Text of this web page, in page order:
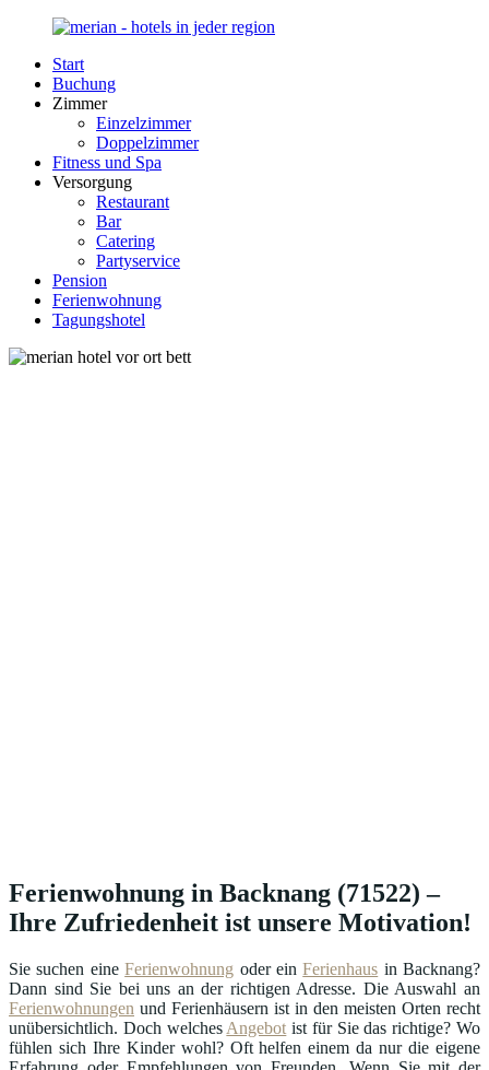
Zurück
Inhalt
Merian-
Hotel.de
Portal
Unterkunft
Deutschland
Start
Buchung
Zimmer
Einzelzimmer
Doppelzimmer
Fitness und Spa
Versorgung
Restaurant
Bar
Catering
Partyservice
Pension
Ferienwohnung
Tagungshotel
Ferienwohnung in Backnang (71522) –
Ihre Zufriedenheit ist unsere Motivation!
Sie suchen eineFerienwohnung oder einFerienhaus in Backnang?
Dann sind Sie bei uns an der richtigen Adresse. Die Auswahl an
Ferienwohnungen und Ferienhäusern ist in den meisten Orten recht
unübersichtlich. Doch welches Angebot ist für Sie das richtige? Wo
fühlen sich Ihre Kinder wohl? Oft helfen einem da nur die eigene